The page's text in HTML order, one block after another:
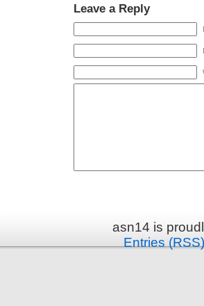
Leave a Reply
asn14 is
Entries (RSS)